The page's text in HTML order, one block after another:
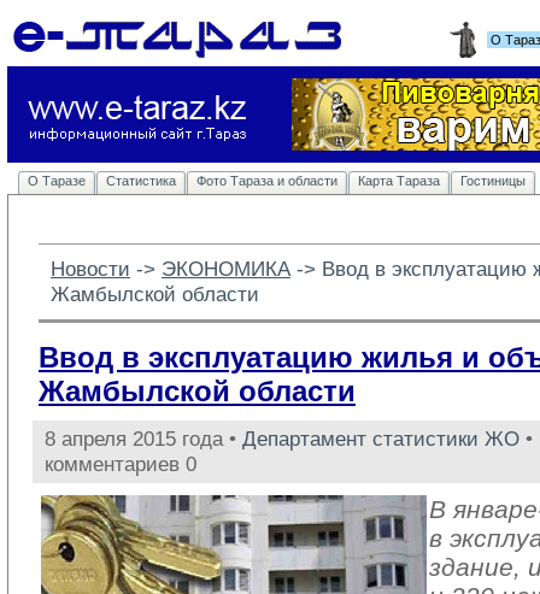
О
О Таразе Статистика Фото Тараза и области Карта Тараза Гостиницы
Новости -> ЭКОНОМИКА -> Ввод в эксплуатацию
Жамбылской области
Ввод в эксплуатацию жилья и
Жамбылской области
8 апреля 2015 года • Департамент статистики ЖО
комментариев 0
В
в
здание,